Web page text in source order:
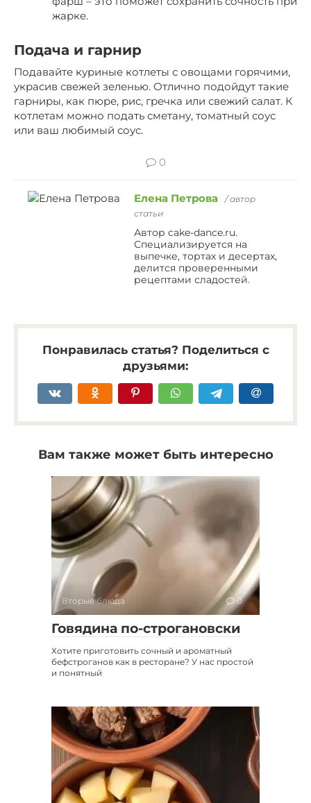
жарке.
Подача и гарнир
Подавайте куриные котлеты с овощами горячими,
украсив свежей зеленью. Отлично подойдут такие
гарниры, как пюре, рис, гречка или свежий салат. К
котлетам можно подать сметану, томатный соус
или ваш любимый соус.
0
Елена Петрова
/ автор
статьи
Автор cake-dance.ru.
Специализируется на
выпечке, тортах и десертах,
делится проверенными
рецептами сладостей.
Понравилась статья? Поделиться с
друзьями:
Вам также может быть интересно
Вторые блюда 0
Говядина по-строгановски
Хотите приготовить сочный и ароматный
бефстроганов как в ресторане? У нас простой
и понятный